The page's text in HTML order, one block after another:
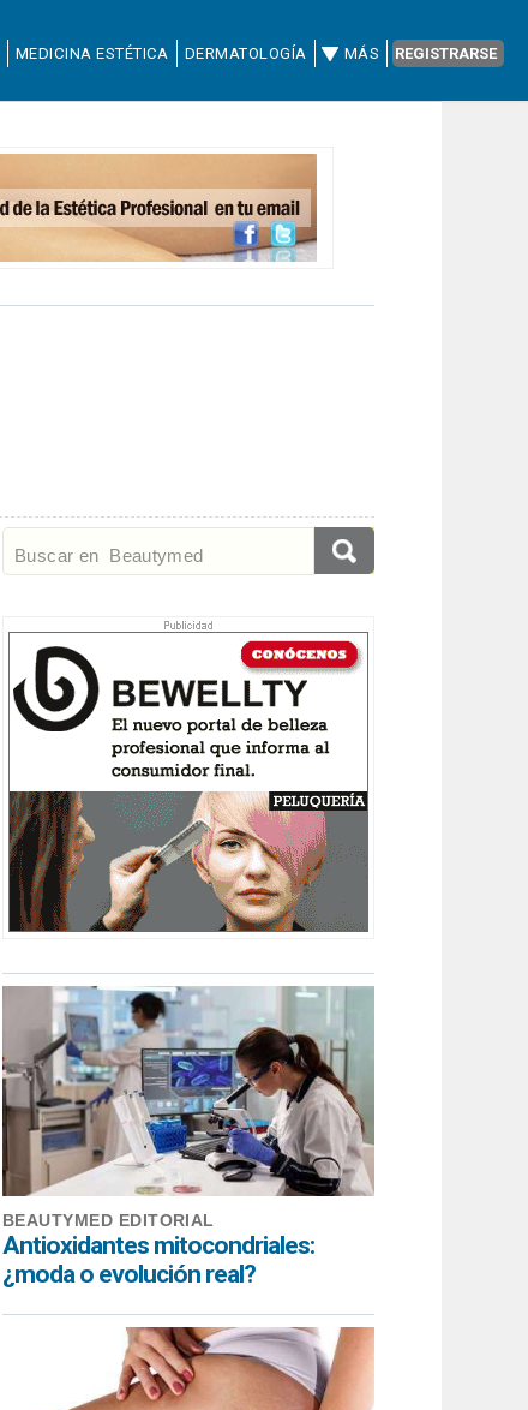
MEDICINA ESTÉTICA DERMATOLOGÍA MÁS REGISTRARSE
BEAUTYMED EDITORIAL
Antioxidantes mitocondriales:
¿moda o evolución real?